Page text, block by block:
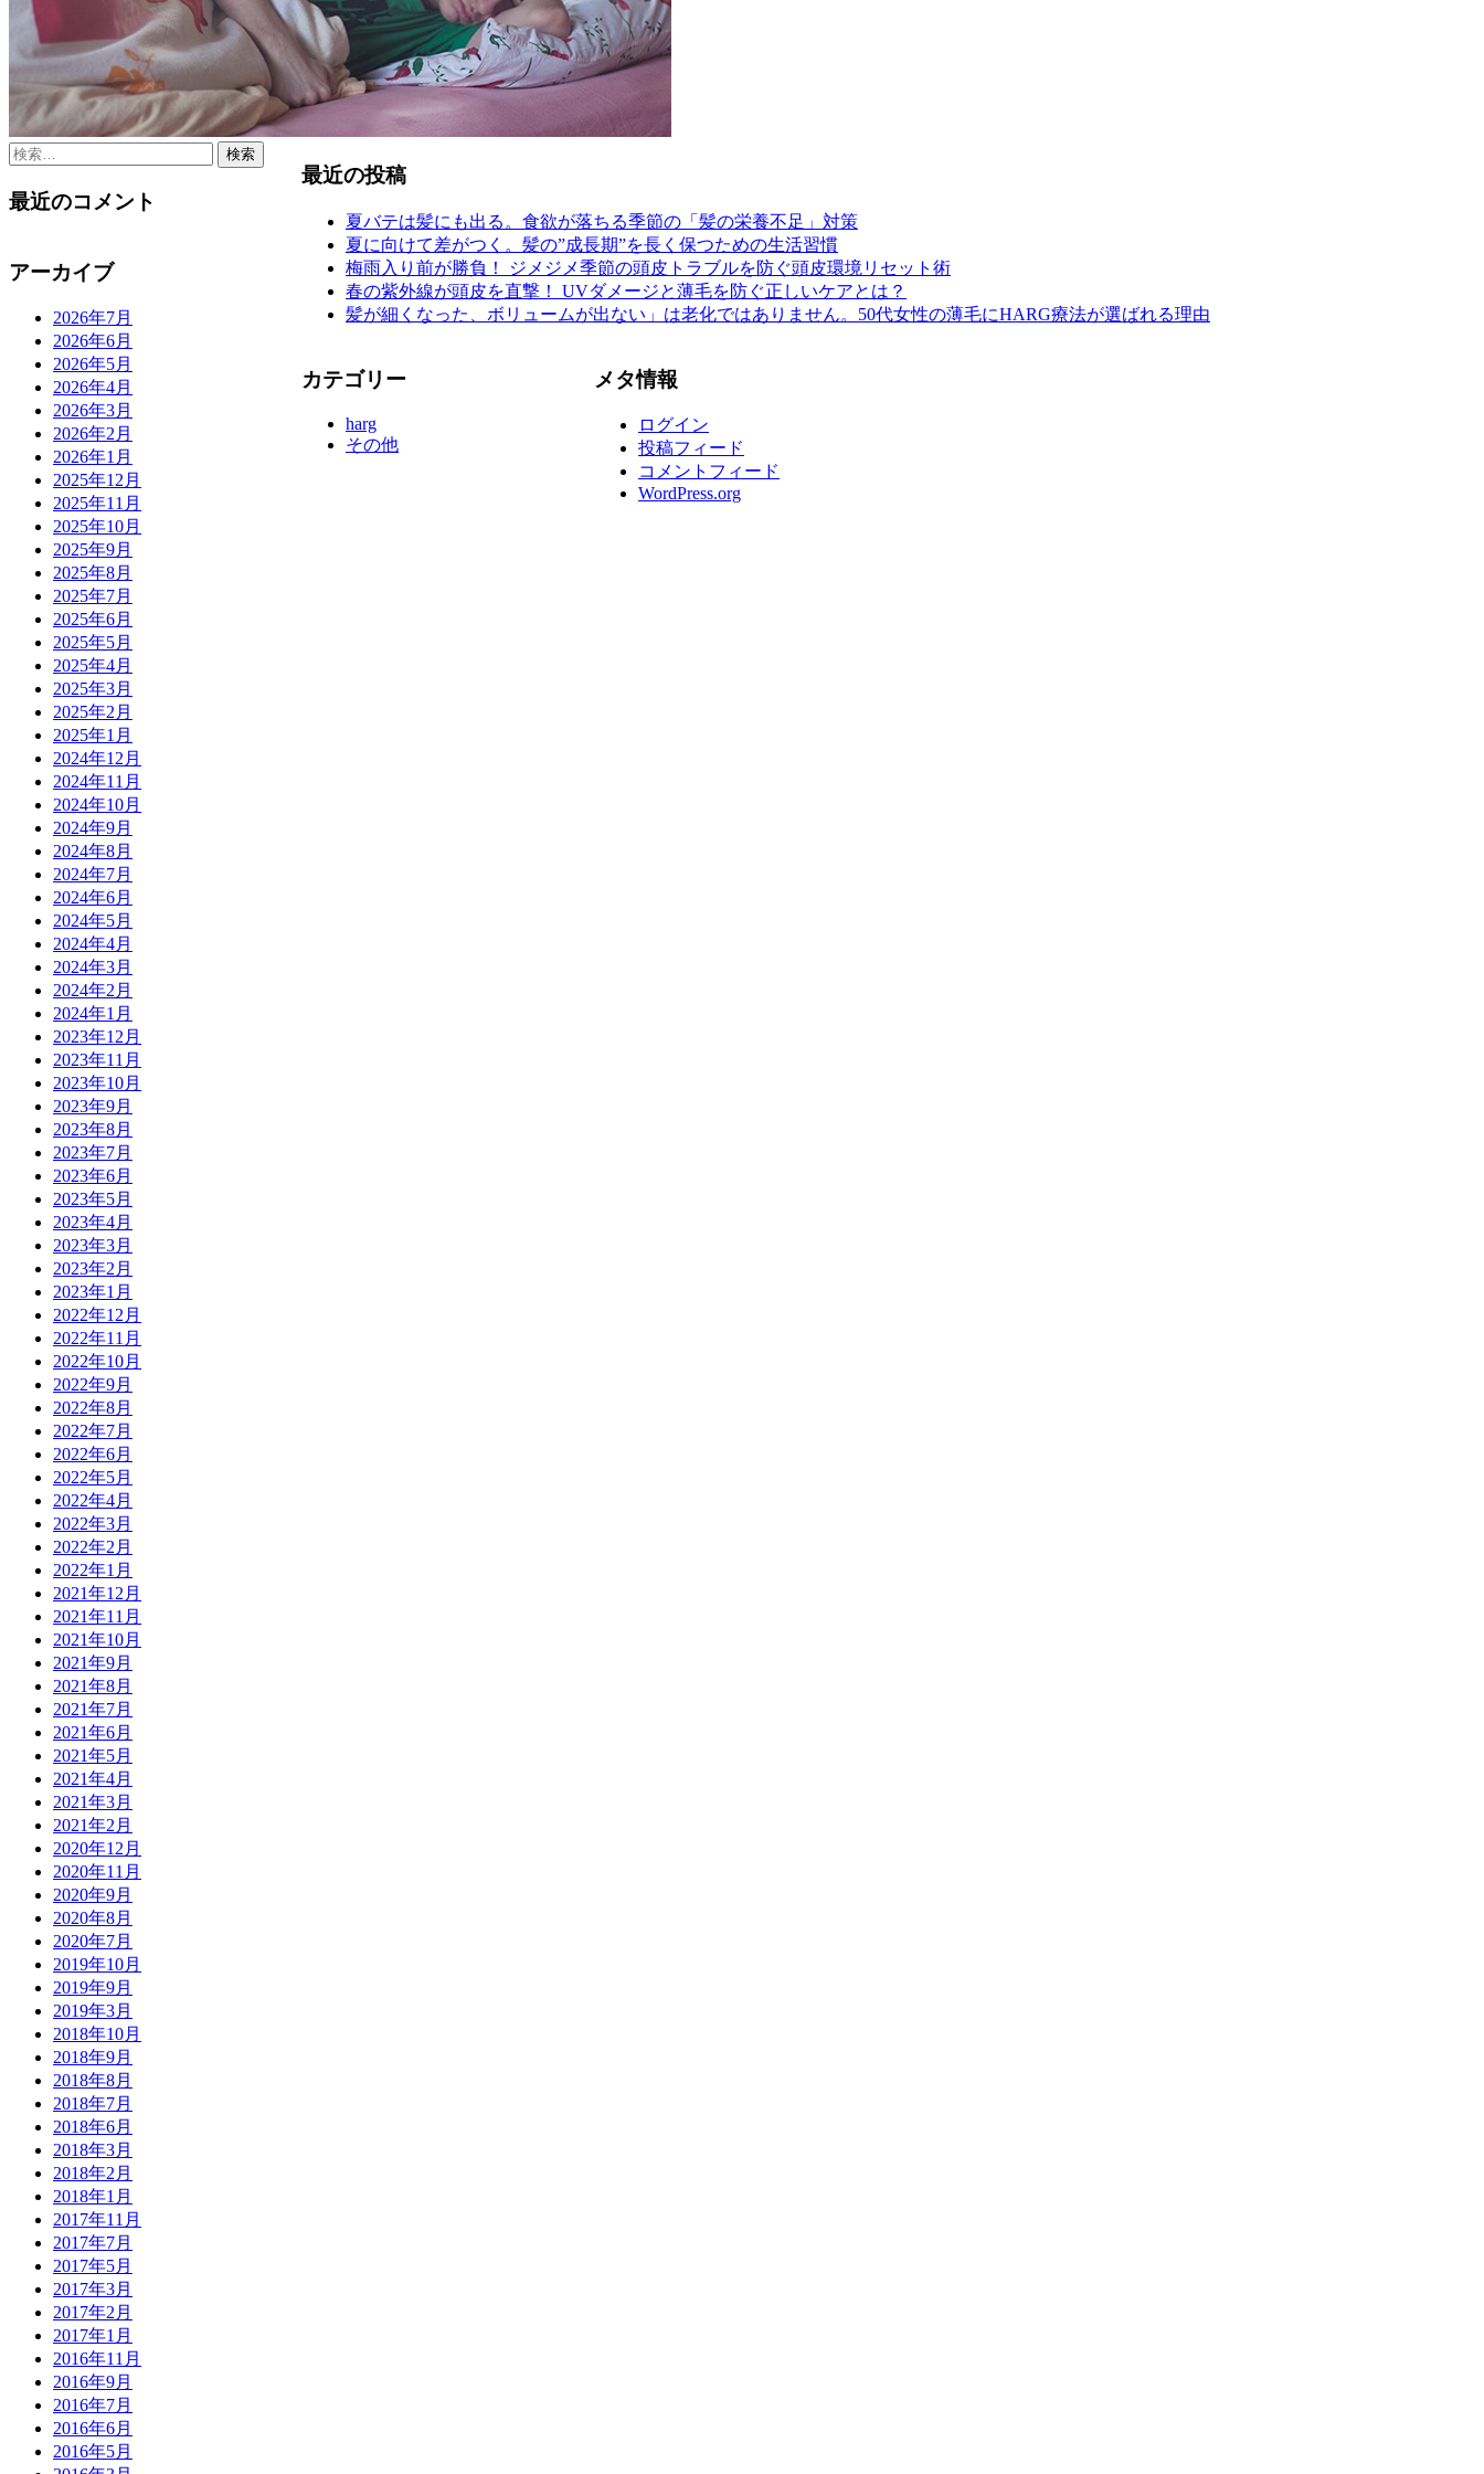
検
最近の投稿
夏バテは髪にも出る。食欲が落ちる季節の「髪の栄養不足」対策
夏に向けて差がつく。髪の”成長期”を長く保つための生活習慣
梅雨入り前が勝負！ ジメジメ季節の頭皮トラブルを防ぐ頭皮環境リセット術
春の紫外線が頭皮を直撃！ UVダメージと薄毛を防ぐ正しいケアとは？
髪が細くなった、ボリュームが出ない」は老化ではありません。50代女性の薄毛にHARG療法が選ばれる理由
最近のコメント
アーカイブ
2026年7月
2026年6月
2026年5月
2026年4月
2026年3月
2026年2月
2026年1月
2025年12月
2025年11月
2025年10月
2025年9月
2025年8月
2025年7月
2025年6月
2025年5月
2025年4月
2025年3月
2025年2月
2025年1月
2024年12月
2024年11月
2024年10月
2024年9月
2024年8月
2024年7月
2024年6月
2024年5月
2024年4月
2024年3月
2024年2月
2024年1月
2023年12月
2023年11月
2023年10月
2023年9月
2023年8月
2023年7月
2023年6月
2023年5月
2023年4月
2023年3月
2023年2月
2023年1月
2022年12月
2022年11月
2022年10月
2022年9月
2022年8月
2022年7月
2022年6月
2022年5月
2022年4月
2022年3月
2022年2月
2022年1月
2021年12月
2021年11月
2021年10月
2021年9月
2021年8月
2021年7月
2021年6月
2021年5月
2021年4月
2021年3月
2021年2月
2020年12月
2020年11月
2020年9月
2020年8月
2020年7月
2019年10月
2019年9月
2019年3月
2018年10月
2018年9月
2018年8月
2018年7月
2018年6月
2018年3月
2018年2月
2018年1月
2017年11月
2017年7月
2017年5月
2017年3月
2017年2月
2017年1月
2016年11月
2016年9月
2016年7月
2016年6月
2016年5月
カテゴリー
harg
その他
メタ情報
ログイン
投稿フィード
コメントフィード
WordPress.org